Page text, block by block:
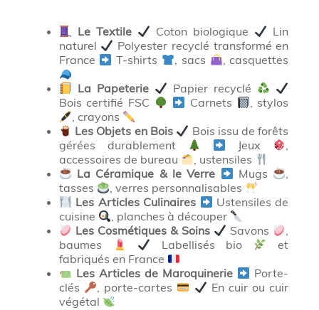
Le Textile Coton biologique
Lin
naturel
Polyester recyclé transformé en
France
T-shirts , sacs
, casquettes
La Papeterie
Papier recyclé
Bois certifié FSC
Carnets
, stylos
, crayons
Les Objets en Bois
Bois issu de forêts
gérées durablement
Jeux
,
accessoires de bureau
, ustensiles
La Céramique & le Verre
Mugs
,
tasses
, verres personnalisables
Les Articles Culinaires
Ustensiles de
cuisine
, planches à découper
Les Cosmétiques & Soins
Savons
,
baumes
Labellisés bio
et
fabriqués en France
Les Articles de Maroquinerie
Porte-
clés
, porte-cartes
En cuir ou cuir
végétal